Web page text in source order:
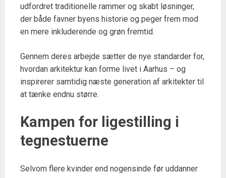
udfordret traditionelle rammer og skabt løsninger,
der både favner byens historie og peger frem mod
en mere inkluderende og grøn fremtid.
Gennem deres arbejde sætter de nye standarder for,
hvordan arkitektur kan forme livet i Aarhus – og
inspirerer samtidig næste generation af arkitekter til
at tænke endnu større.
Kampen for ligestilling i
tegnestuerne
Selvom flere kvinder end nogensinde før uddanner